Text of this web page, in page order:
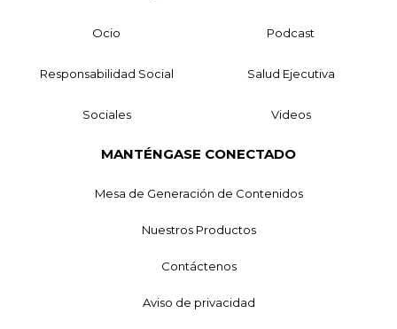
Ocio Podcast
Responsabilidad Social Salud Ejecutiva
Sociales Videos
MANTÉNGASE CONECTADO
Mesa de Generación de Contenidos
Nuestros Productos
Contáctenos
Aviso de privacidad